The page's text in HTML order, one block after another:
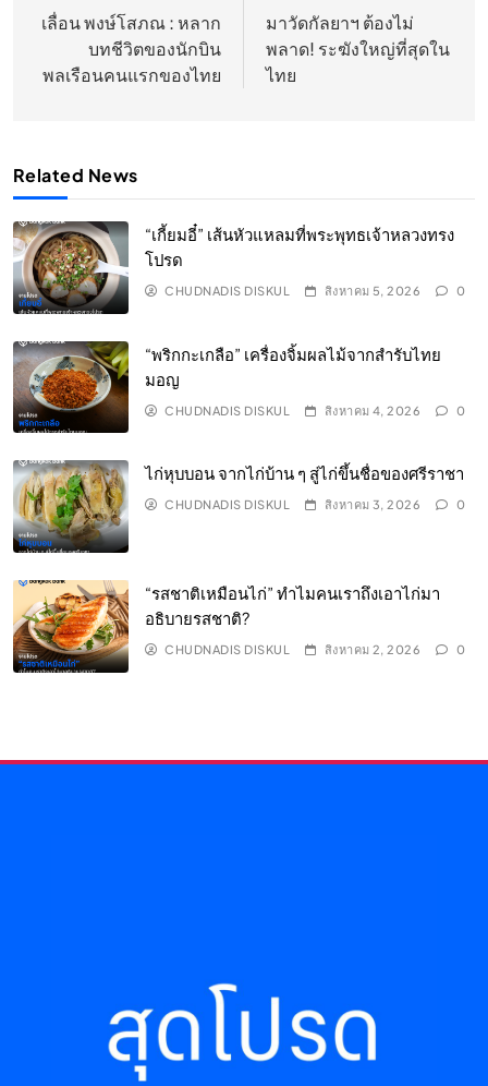
เรื่อง
เลื่อน พงษ์โสภณ : หลาก
บทชีวิตของนักบิน
พลเรือนคนแรกของไทย
มาวัดกัลยาฯ ต้องไม่
พลาด! ระฆังใหญ่ที่สุดใน
ไทย
Related News
“เกี้ยมอี๋” เส้นหัวแหลมที่พระพุทธเจ้าหลวงทรง
โปรด
CHUDNADIS DISKUL สิงหาคม 5, 2026 0
“พริกกะเกลือ” เครื่องจิ้มผลไม้จากสำรับไทย
มอญ
CHUDNADIS DISKUL สิงหาคม 4, 2026 0
ไก่หุบบอน จากไก่บ้าน ๆ สู่ไก่ขึ้นชื่อของศรีราชา
CHUDNADIS DISKUL สิงหาคม 3, 2026 0
“รสชาติเหมือนไก่” ทำไมคนเราถึงเอาไก่มา
อธิบายรสชาติ?
CHUDNADIS DISKUL สิงหาคม 2, 2026 0